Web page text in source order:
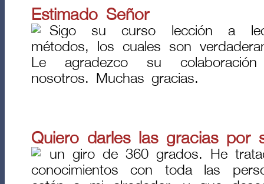
Estimado Señor
Sigo su curso lección a
métodos, los cuales son
Le agradezco su
nosotros. Muchas gracias.
Quiero darles las gracias por
un giro de 360 grados. He
conocimientos con toda las